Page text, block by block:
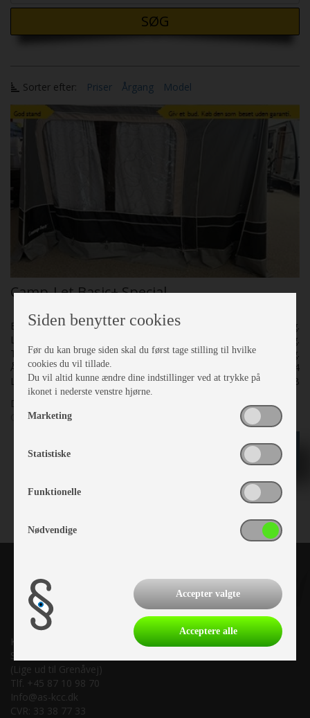
SØG
Sorter efter: Priser Årgang Model
Camp-Let Basic+ Special
Egenvægt
250 Kg.
Lasteevne
250 Kg.
Totalvægt
500 Kg.
Årgang
2014
Lager nr.
25211B
Denne Camp-let er med Solsejl, Cykelholder, Alufælge,
Gaskasse og Kørekappe Fantastisk flot
kr49.900
Kronjyllands Camping Center A/S
Suderholmen 10, 8960 Randers SØ
(Lige ud til Grenåvej)
Tlf. +45 87 10 98 70
Info@as-kcc.dk
CVR: 33 38 77 33
Siden benytter cookies
Før du kan bruge siden skal du først tage stilling til hvilke
cookies du vil tillade.
Du vil altid kunne ændre dine indstillinger ved at trykke på
ikonet i nederste venstre hjørne.
Marketing
Statistiske
Funktionelle
Nødvendige
Accepter valgte
Acceptere alle